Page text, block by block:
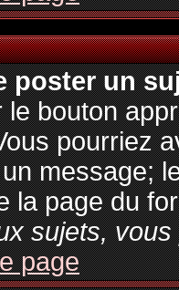
poster un
bouton
pourriez
message;
la page du
sujets,
page